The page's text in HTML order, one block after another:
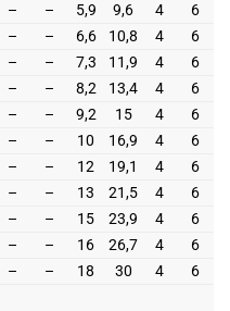
– – 5,9 9,6 4
6
– – 6,6 10,8 4
6
– – 7,3 11,9 4
6
– – 8,2 13,4 4
6
– – 9,2 15 4
6
– – 10 16,9 4
6
– – 12 19,1 4
6
– – 13 21,5 4
6
– – 15 23,9 4
6
– – 16 26,7 4
6
– – 18 30 4 6